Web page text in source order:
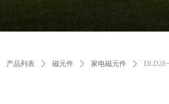
产品列表 ꄲ 磁元件 ꄲ 家电磁元件 ꄲ DLD28